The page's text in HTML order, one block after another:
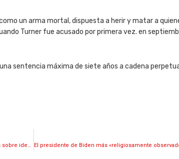
un arma mortal, dispuesta a herir y matar a
Turner fue acusado por primera vez. en
sentencia máxima de siete años a cadena
Llueven las críticas… Los grupos cristianos reaccionan a la orden ejecutiva de Biden sobre identidad de género y orientación sexual